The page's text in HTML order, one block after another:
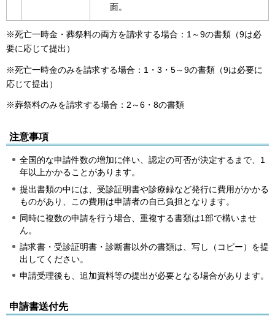
面。
※死亡一時金・葬祭料の両方を請求する場合：1～9の書類（9は必
要に応じて提出）
※死亡一時金のみを請求する場合：1・3・5～9の書類（9は必要に
応じて提出）
※葬祭料のみを請求する場合：2～6・8の書類
注意事項
全国的な申請件数の増加に伴い、認定の可否が決定するまで、1
年以上かかることがあります。
提出書類の中には、受診証明書や診療録など発行に費用がかかる
ものがあり、この費用は申請者の自己負担となります。
同時に複数の申請を行う場合、重複する書類は1部で構いませ
ん。
請求書・受診証明書・診断書以外の書類は、写し（コピー）を提
出してください。
申請受理後も、追加資料等の提出が必要となる場合があります。
申請書送付先